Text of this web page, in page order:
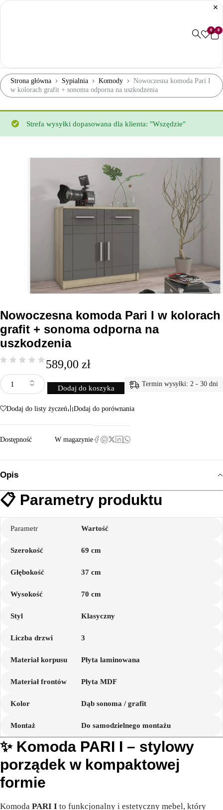
0 0
Strona główna Sypialnia Komody
Nowoczesna komoda Pari I
w kolorach grafit + sonoma odporna na uszkodzenia
Strefa wysyłki dopasowana dla klienta: "Wszędzie"
Nowoczesna komoda Pari I w kolorach
grafit + sonoma odporna na
uszkodzenia
589,00 zł
Dodaj do koszyka
Termin wysyłki: 2 - 30 dni
Dodaj do listy życzeń Dodaj do porównania
Dostępność W magazynie
Opis
📋 Parametry produktu
Parametr Wartość
Szerokość 69 cm
Głębokość 37 cm
Wysokość 70 cm
Styl Klasyczny
Liczba drzwi 3
Materiał korpusu Płyta laminowana
Materiał frontów Płyta MDF
Kolor Dąb sonoma / grafit
Montaż Do samodzielnego montażu
✨ Komoda PARI I – stylowy
porządek w kompaktowej
formie
Komoda PARI I to funkcjonalny i estetyczny mebel, który